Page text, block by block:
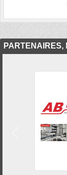
PARTENAIRES,
Précedent